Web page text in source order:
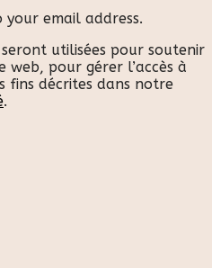
email address.
utilisées pour soutenir
web, pour gérer l’accès à
fins décrites dans notre
.